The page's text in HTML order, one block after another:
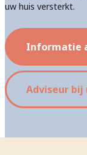
uw huis versterkt.
Informatie
Adviseur bij